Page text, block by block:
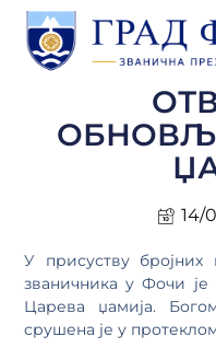
14/
У присуству бројних
званичника у Фочи
Царева џамија.
срушена је у